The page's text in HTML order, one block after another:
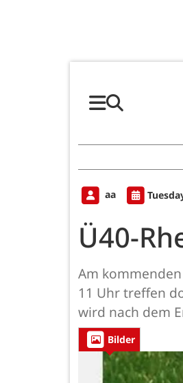
aa
Ü40-
Am
11 Uhr treffen
wird nach dem
Bilder